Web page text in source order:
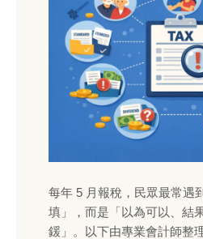
每年 5 月報稅，民眾最常遇
填」，而是「以為可以、結
鍰」。以下由專業會計師整